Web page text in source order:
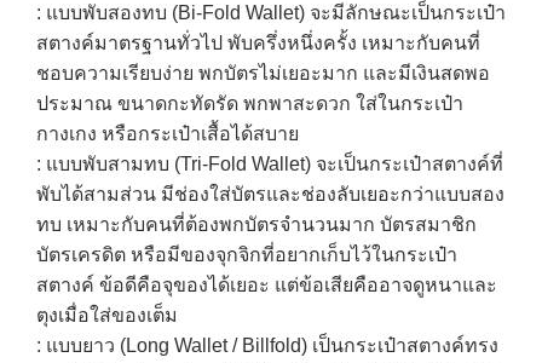
: แบบพับสองทบ (Bi-Fold Wallet) จะมีลักษณะเป็นกระเป๋า
สตางค์มาตรฐานทั่วไป พับครึ่งหนึ่งครั้ง เหมาะกับคนที่
ชอบความเรียบง่าย พกบัตรไม่เยอะมาก และมีเงินสดพอ
ประมาณ ขนาดกะทัดรัด พกพาสะดวก ใส่ในกระเป๋า
กางเกง หรือกระเป๋าเสื้อได้สบาย
: แบบพับสามทบ (Tri-Fold Wallet) จะเป็นกระเป๋าสตางค์ที่
พับได้สามส่วน มีช่องใส่บัตรและช่องลับเยอะกว่าแบบสอง
ทบ เหมาะกับคนที่ต้องพกบัตรจำนวนมาก บัตรสมาชิก
บัตรเครดิต หรือมีของจุกจิกที่อยากเก็บไว้ในกระเป๋า
สตางค์ ข้อดีคือจุของได้เยอะ แต่ข้อเสียคืออาจดูหนาและ
ตุงเมื่อใส่ของเต็ม
: แบบยาว (Long Wallet / Billfold) เป็นกระเป๋าสตางค์ทรง